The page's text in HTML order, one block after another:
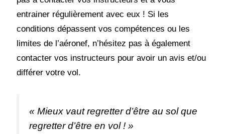
entrainer régulièrement avec eux ! Si les
conditions dépassent vos compétences ou les
limites de l’aéronef, n’hésitez pas à également
contacter vos instructeurs pour avoir un avis et/ou
différer votre vol.
« Mieux vaut regretter d’être au sol que
regretter d’être en vol ! »